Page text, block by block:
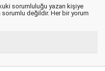
sorumluluğu yazan kişiye
sorumlu değildir. Her bir yorum